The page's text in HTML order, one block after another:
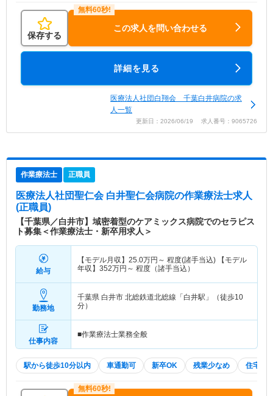
保存する
この求人を問い合わせる
詳細を見る
医療法人社団白翔会 千葉白井病院の求
人一覧
更新日：2026/06/19 求人番号：9065726
作業療法士 正職員
医療法人社団聖仁会 白井聖仁会病院の作業療法士求人
(正職員)
【千葉県／白井市】域密着型のケアミックス病院でのセラピス
ト募集＜作業療法士・新卒用求人＞
給与
【モデル月収】 25.0万円～ 程度(諸手当込) 【モデル
年収】 352万円～ 程度（諸手当込）
勤務地
千葉県 白井市 北総鉄道北総線「白井駅」（徒歩10
分）
仕事内容
■作業療法士業務全般
駅から徒歩10分以内 車通勤可 新卒OK 残業少なめ 住宅手